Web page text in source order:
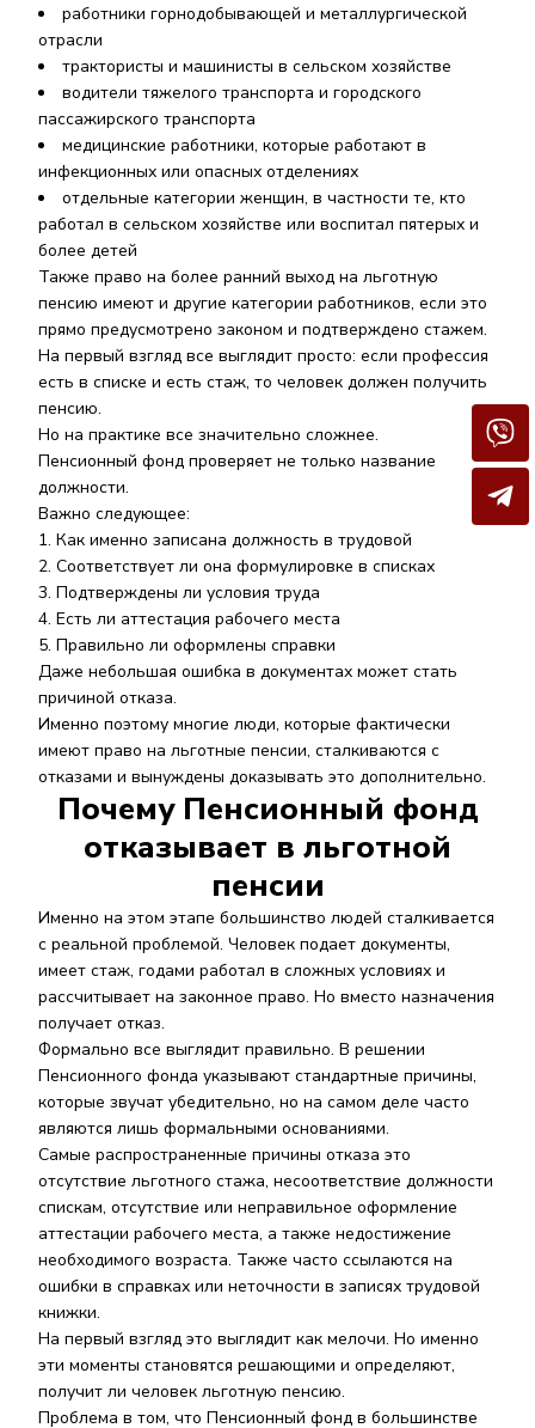
работники горнодобывающей и металлургической
отрасли
трактористы и машинисты в сельском хозяйстве
водители тяжелого транспорта и городского
пассажирского транспорта
медицинские работники, которые работают в
инфекционных или опасных отделениях
отдельные категории женщин, в частности те, кто
работал в сельском хозяйстве или воспитал пятерых и
более детей
Также право на более ранний выход на льготную
пенсию имеют и другие категории работников, если это
прямо предусмотрено законом и подтверждено стажем.
На первый взгляд все выглядит просто: если профессия
есть в списке и есть стаж, то человек должен получить
пенсию.
Но на практике все значительно сложнее.
Пенсионный фонд проверяет не только название
должности.
Важно следующее:
Как именно записана должность в трудовой
Соответствует ли она формулировке в списках
Подтверждены ли условия труда
Есть ли аттестация рабочего места
Правильно ли оформлены справки
Даже небольшая ошибка в документах может стать
причиной отказа.
Именно поэтому многие люди, которые фактически
имеют право на льготные пенсии, сталкиваются с
отказами и вынуждены доказывать это дополнительно.
Почему Пенсионный фонд
отказывает в льготной
пенсии
Именно на этом этапе большинство людей сталкивается
с реальной проблемой. Человек подает документы,
имеет стаж, годами работал в сложных условиях и
рассчитывает на законное право. Но вместо назначения
получает отказ.
Формально все выглядит правильно. В решении
Пенсионного фонда указывают стандартные причины,
которые звучат убедительно, но на самом деле часто
являются лишь формальными основаниями.
Самые распространенные причины отказа это
отсутствие льготного стажа, несоответствие должности
спискам, отсутствие или неправильное оформление
аттестации рабочего места, а также недостижение
необходимого возраста. Также часто ссылаются на
ошибки в справках или неточности в записях трудовой
книжки.
На первый взгляд это выглядит как мелочи. Но именно
эти моменты становятся решающими и определяют,
получит ли человек льготную пенсию.
Проблема в том, что Пенсионный фонд в большинстве